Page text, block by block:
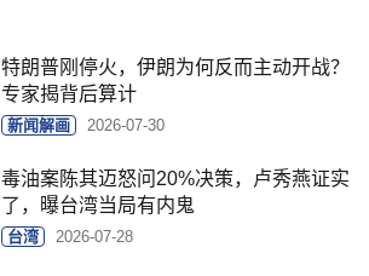
特朗普刚停火，伊朗为何反而主动开战？
专家揭背后算计
新闻解画 2026-07-30
毒油案陈其迈怒问20%决策，卢秀燕证实
了，曝台湾当局有内鬼
台湾 2026-07-28